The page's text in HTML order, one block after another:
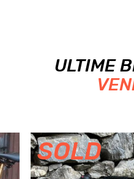
ULTIME
SOLD